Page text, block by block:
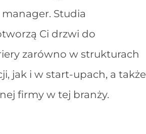
Studia
Ci drzwi do
zarówno w strukturach
jak i w start-upach, a także
firmy w tej branży.